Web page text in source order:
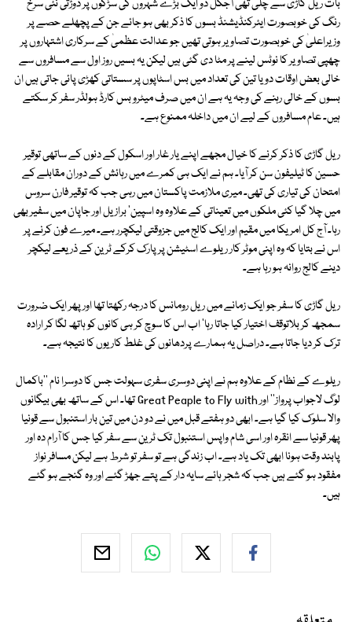
بات ریل گاڑی سے چلی تھی آجکل دو ایک بڑے شہروں کی سڑکوں پر دوڑتی نئی سرخ
رنگ کی خوبصورت ایئرکنڈیشنڈ بسوں کا ذکر بھی ہو جائے جن کے پچھلے حصے پر
وزیراعلیٰ کی خوبصورت تصاویر ہوتی تھیں جو عدالت عظمیٰ کے سرکاری اشتہاروں پر
چھپی تصاویر کا نوٹس لینے پر مٹا دی گئی ہیں لیکن یہ بسیں روز اول سے مسافروں سے
خالی بعض اوقات دو یا تین کی تعداد میں بس اسٹاپوں پر سستاتی کھڑی پائی جاتی ہیں ان
بسوں کے خالی رہنے کی وجہ یہ ہے ان میں صرف میٹرو بس کارڈ ہولڈر سفر کر سکتے
ہیں۔ عام مسافروں کے لیے ان میں داخلہ ممنوع ہے۔
ریل گاڑی کا ذکر کرنے کا خیال مجھے اپنے یار غار اور اسکول کے دنوں کے ساتھی توقیر
حسین کا ٹیلیفون سن کر آیا۔ ہم نے ایک ہی کمرے میں رہائش کے دوران مقابلے کے
امتحان کی تیاری کی تھی۔ میری ملازمت پاکستان میں رہی جب کہ توقیر فارن سروس
میں چلا گیا کئی ملکوں میں تعیناتی کے علاوہ وہ اسپین' برازیل اور جاپان میں سفیر بھی
رہا۔ آج کل امریکا میں مقیم اور ایک کالج میں جزوقتی لیکچرر ہے۔ میرے فون کرنے پر
اس نے بتایا کہ وہ اپنی موٹر کار ریلوے اسٹیشن پر پارک کرکے ٹرین کے ذریعے لیکچر
دینے کالج روانہ ہو رہا ہے۔
ریل گاڑی کا سفر جو ایک زمانے میں ریل رومانس کا درجہ رکھتا تھا اور پھر ایک ضرورت
سمجھ کر بلاتوقف اختیار کیا جاتا رہا' اب اس کا سوچ کر ہی کانوں کو ہاتھ لگا کر ارادہ
ترک کر دیا جاتا ہے۔ دراصل یہ ہمارے پردھانوں کی غلط کاریوں کا نتیجہ ہے۔
ریلوے کے نظام کے علاوہ ہم نے اپنی دوسری سفری سہولت جس کا دوسرا نام ''باکمال
لوگ لاجواب پرواز'' اور Great Peaple to Fly with تھا۔ اس کے ساتھ بھی بیگانوں
والا سلوک کیا گیا ہے۔ ابھی دو ہفتے قبل میں نے دو دن میں تین بار استنبول سے قونیا
پھر قونیا سے انقرہ اور اسی شام واپس استنبول تک ٹرین سے سفر کیا جس کا آرام دہ اور
پابند وقت ہونا ابھی تک یاد ہے۔ اب زندگی ہے تو سفر تو شرط ہے لیکن مسافر نواز
مفقود ہو گئے ہیں جب کہ شجر ہائے سایہ دار کے پتے جھڑ گئے اور وہ گنجے ہو گئے
ہیں۔